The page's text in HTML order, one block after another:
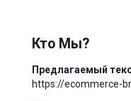
Кто Мы?
Предлагаемый
https://ecommerce-